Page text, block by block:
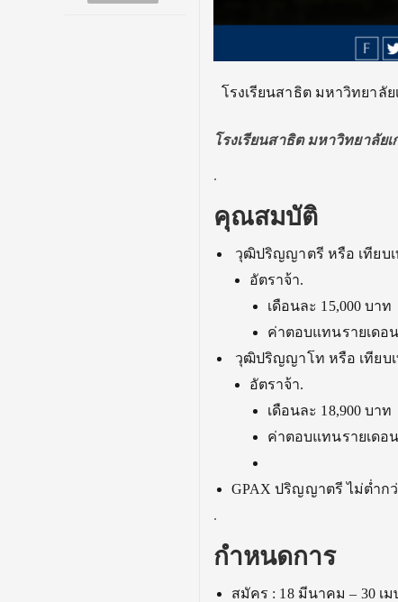
โรงเรียนสาธิต มหาวิทยาลั
โรงเรียนสาธิต มหาวิทยาลัย
.
คุณสมบัติ
วุฒิปริญญาตรี หรือ เทียบ
อัตราจ้า.
เดือนละ 15,000 บาท
ค่าตอบแทนรายเดอ
วุฒิปริญญาโท หรือ เทียบ
อัตราจ้า.
เดือนละ 18,900 บาท
ค่าตอบแทนรายเดอ
GPAX ปริญญาตรี ไม่ต่ำกว่
.
กำหนดการ
สมัคร : 18 มีนาคม – 30 เม